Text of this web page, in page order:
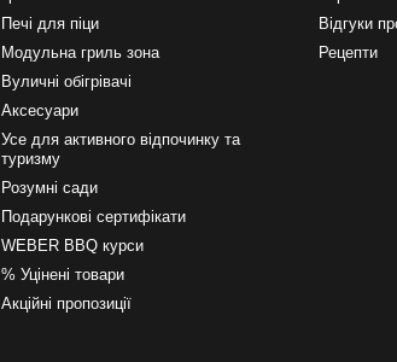
Печі для піци
Модульна гриль зона
Вуличні обігрівачі
Аксесуари
Усе для активного відпочинку та
туризму
Розумні сади
Подарункові сертифікати
WEBER BBQ курси
% Уцінені товари
Акційні пропозиції
Відгуки
Рецепти